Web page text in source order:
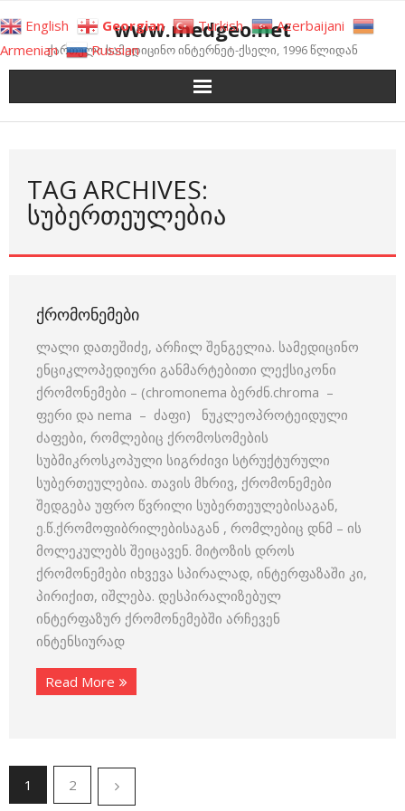
to
content
www.medgeo.net
ქართული სამედიცინო ინტერნეტ-ქსელი, 1996 წლიდან
TAG ARCHIVES:
ᲡᲣᲑᲔᲠᲗᲔᲣᲚᲔᲑᲘᲐ
ᲥᲠᲝᲛᲝᲜᲔᲛᲔᲑᲘ
ლალი დათეშიძე, არჩილ შენგელია. სამედიცინო
ენციკლოპედიური განმარტებითი ლექსიკონი
ქრომონემები – (chromonema ბერძნ.chroma –
ფერი და nema – ძაფი) ნუკლეოპროტეიდული
ძაფები, რომლებიც ქრომოსომების
სუბმიკროსკოპული სიგრძივი სტრუქტურული
სუბერთეულებია. თავის მხრივ, ქრომონემები
შედგება უფრო წვრილი სუბერთეულებისაგან,
ე.წ.ქრომოფიბრილებისაგან , რომლებიც დნმ – ის
მოლეკულებს შეიცავენ. მიტოზის დროს
ქრომონემები იხვევა სპირალად, ინტერფაზაში კი,
პირიქით, იშლება. დესპირალიზებულ
ინტერფაზურ ქრომონემებში არჩევენ
ინტენსიურად
Read More
1 2
English Georgian Turkish
Azerbaijani
Armenian
Russian